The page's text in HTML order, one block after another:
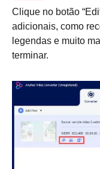
Clique no botão
adicionais, como
legendas e muito
terminar.